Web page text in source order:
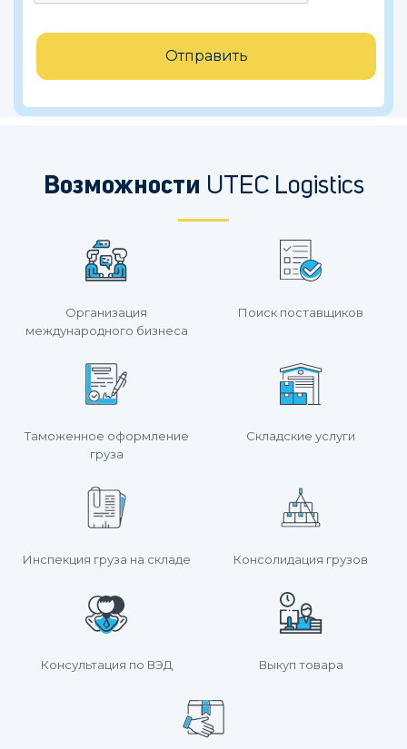
Отправить
Возможности UTEC Logistics
Организация
международного бизнеса
Поиск поставщиков
Таможенное оформление
груза
Складские услуги
Инспекция груза на складе Консолидация грузов
Консультация по ВЭД Выкуп товара